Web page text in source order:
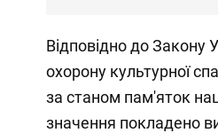
Відповідно до Закону
охорону культурної
за станом пам'яток
значення покладено